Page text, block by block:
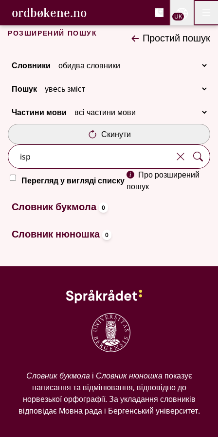
Перейти до основного вмісту
Доступність
ordbøkene.no, Cловник букмола та
Cловник букмола та Словник нюношка
UK
Розширений пошук Простий пошук
Словники
Пошук
Частини мови
Скинути
Перегляд у вигляді списку
Про розширений
пошук
Немає результатів
Словник букмола 0
Словник нюношка 0
Словник букмолаі Словник нюношкапоказує
написання та відмінювання, відповідно до
норвезької орфографії. За укладання словників
відповідає Мовна рада і Бергенський університет.